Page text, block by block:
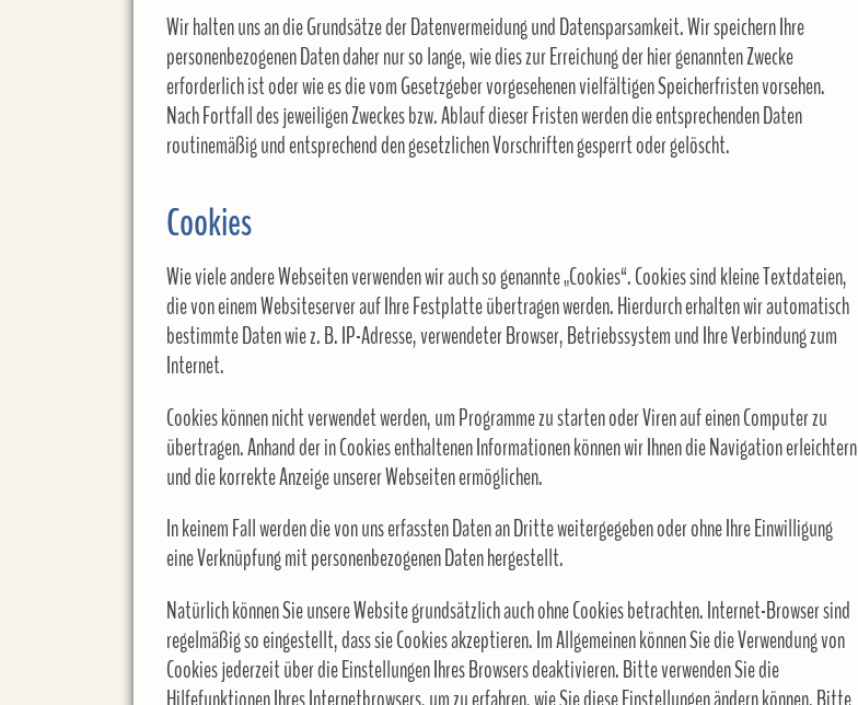
Wir halten uns an die Grundsätze der Datenvermeidung und Datensparsamkeit. Wir speichern Ihre
personenbezogenen Daten daher nur so lange, wie dies zur Erreichung der hier genannten Zwecke
erforderlich ist oder wie es die vom Gesetzgeber vorgesehenen vielfältigen Speicherfristen vorsehen.
Nach Fortfall des jeweiligen Zweckes bzw. Ablauf dieser Fristen werden die entsprechenden Daten
routinemäßig und entsprechend den gesetzlichen Vorschriften gesperrt oder gelöscht.
Cookies
Wie viele andere Webseiten verwenden wir auch so genannte „Cookies“. Cookies sind kleine Textdateien,
die von einem Websiteserver auf Ihre Festplatte übertragen werden. Hierdurch erhalten wir automatisch
bestimmte Daten wie z. B. IP-Adresse, verwendeter Browser, Betriebssystem und Ihre Verbindung zum
Internet.
Cookies können nicht verwendet werden, um Programme zu starten oder Viren auf einen Computer zu
übertragen. Anhand der in Cookies enthaltenen Informationen können wir Ihnen die Navigation erleichtern
und die korrekte Anzeige unserer Webseiten ermöglichen.
In keinem Fall werden die von uns erfassten Daten an Dritte weitergegeben oder ohne Ihre Einwilligung
eine Verknüpfung mit personenbezogenen Daten hergestellt.
Natürlich können Sie unsere Website grundsätzlich auch ohne Cookies betrachten. Internet-Browser sind
regelmäßig so eingestellt, dass sie Cookies akzeptieren. Im Allgemeinen können Sie die Verwendung von
Cookies jederzeit über die Einstellungen Ihres Browsers deaktivieren. Bitte verwenden Sie die